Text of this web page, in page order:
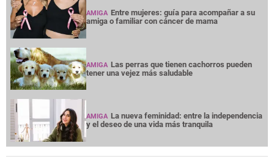
AMIGA Entre mujeres: guía para acompañar a su
amiga o familiar con cáncer de mama
AMIGA Las perras que tienen cachorros pueden
tener una vejez más saludable
AMIGA La nueva feminidad: entre la independencia
y el deseo de una vida más tranquila